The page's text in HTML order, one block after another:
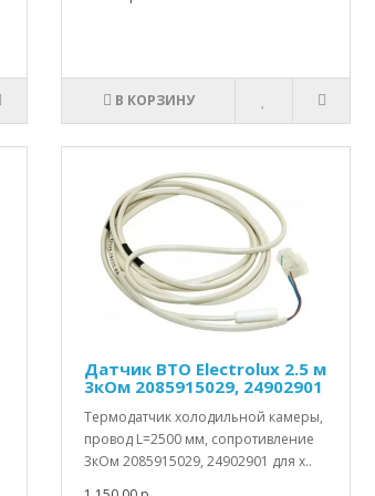
В КОРЗИНУ
Датчик ВТО Electrolux 2.5 м
3кОм 2085915029, 24902901
Термодатчик холодильной камеры,
провод L=2500 мм, сопротивление
3кОм 2085915029, 24902901 для х..